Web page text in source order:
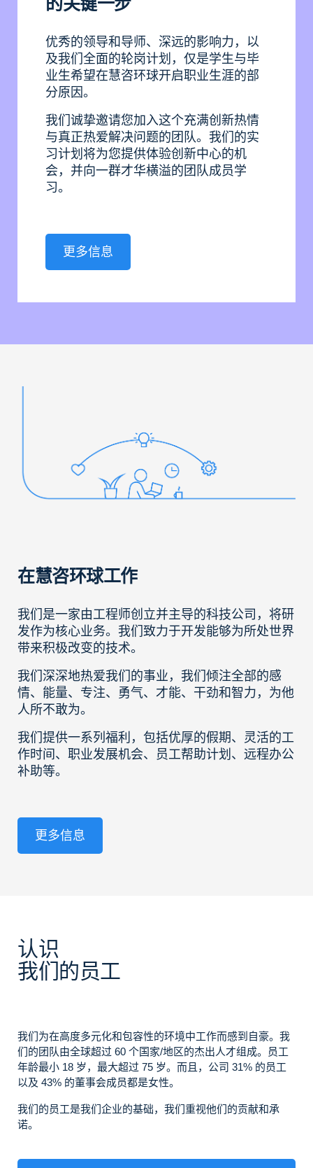
优秀的领导和导师、深远的影响力，以
及我们全面的轮岗计划，仅是学生与毕
业生希望在慧咨环球开启职业生涯的部
分原因。
我们诚挚邀请您加入这个充满创新热情
与真正热爱解决问题的团队。我们的实
习计划将为您提供体验创新中心的机
会，并向一群才华横溢的团队成员学
习。
更多信息
在慧咨环球工作
我们是一家由工程师创立并主导的科技公司，将研
发作为核心业务。我们致力于开发能够为所处世界
带来积极改变的技术。
我们深深地热爱我们的事业，我们倾注全部的感
情、能量、专注、勇气、才能、干劲和智力，为他
人所不敢为。
我们提供一系列福利，包括优厚的假期、灵活的工
作时间、职业发展机会、员工帮助计划、远程办公
补助等。
更多信息
认识
我们的员工
我们为在高度多元化和包容性的环境中工作而感到自豪。我
们的团队由全球超过 60 个国家/地区的杰出人才组成。员工
年龄最小 18 岁，最大超过 75 岁。而且，公司 31% 的员工
以及 43% 的董事会成员都是女性。
我们的员工是我们企业的基础，我们重视他们的贡献和承
诺。